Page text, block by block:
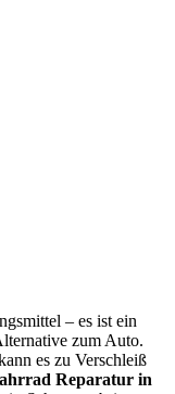
– es ist ein
zum Auto.
es zu Verschleiß
Reparatur in